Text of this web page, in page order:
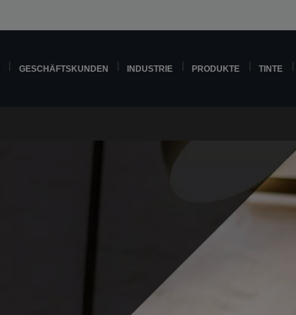
GESCHÄFTSKUNDEN INDUSTRIE PRODUKTE TINTE